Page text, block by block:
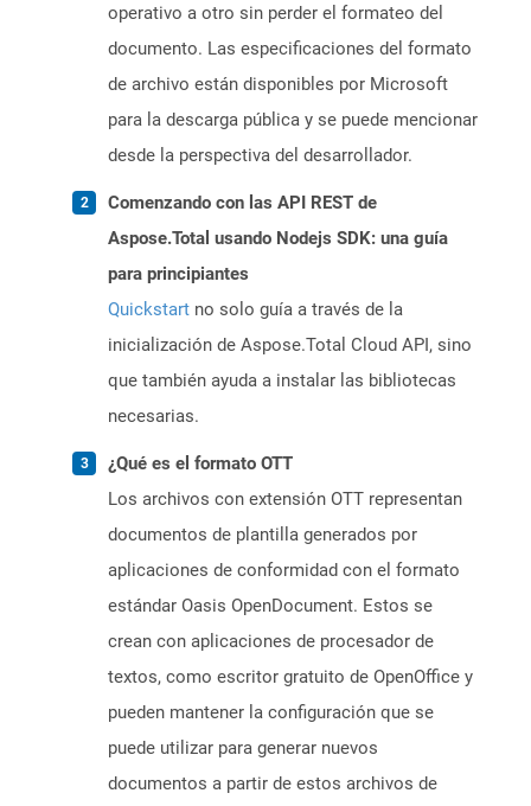
operativo a otro sin perder el formateo del
documento. Las especificaciones del formato
de archivo están disponibles por Microsoft
para la descarga pública y se puede mencionar
desde la perspectiva del desarrollador.
Comenzando con las API REST de
Aspose.Total usando Nodejs SDK: una guía
para principiantes
Quickstart no solo guía a través de la
inicialización de Aspose.Total Cloud API, sino
que también ayuda a instalar las bibliotecas
necesarias.
¿Qué es el formato OTT
Los archivos con extensión OTT representan
documentos de plantilla generados por
aplicaciones de conformidad con el formato
estándar Oasis OpenDocument. Estos se
crean con aplicaciones de procesador de
textos, como escritor gratuito de OpenOffice y
pueden mantener la configuración que se
puede utilizar para generar nuevos
documentos a partir de estos archivos de